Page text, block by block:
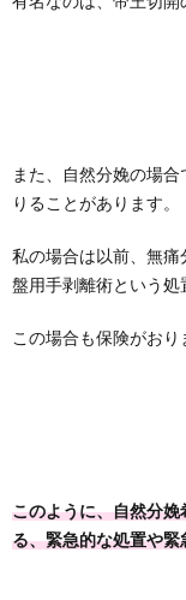
また、自然分娩の場
りることがあります。
私の場合は以前、無
盤用手剥離術という処
この場合も保険がおり
このように、自然分
る、緊急的な処置や